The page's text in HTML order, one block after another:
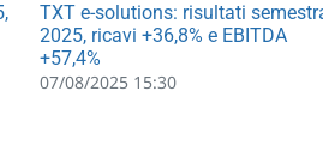
TXT e-solutions: risultati
2025, ricavi +36,8% e EBITDA
+57,4%
07/08/2025 15:30